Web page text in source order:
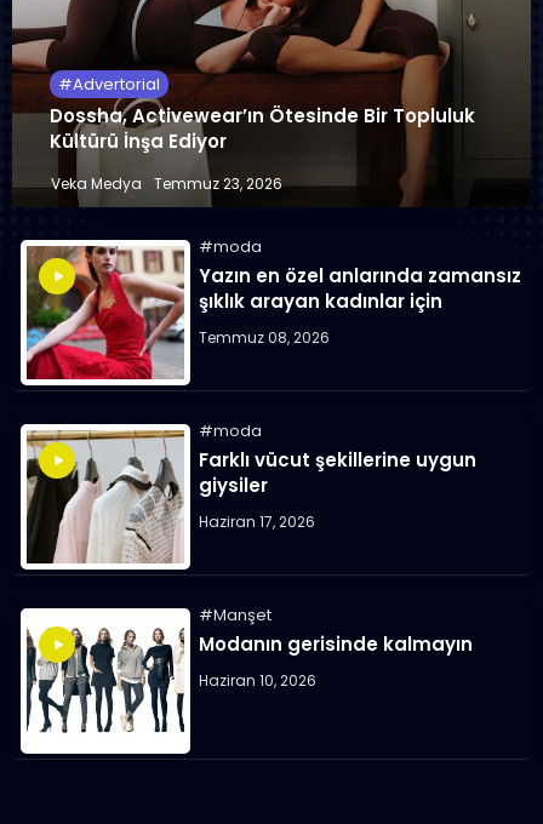
Advertorial
Dossha, Activewear’ın Ötesinde Bir Topluluk
Kültürü İnşa Ediyor
Veka Medya Temmuz 23, 2026
moda
Yazın en özel anlarında zamansız
şıklık arayan kadınlar için
Temmuz 08, 2026
moda
Farklı vücut şekillerine uygun
giysiler
Haziran 17, 2026
Manşet
Modanın gerisinde kalmayın
Haziran 10, 2026